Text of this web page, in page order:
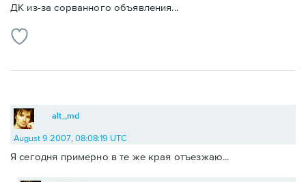
ДК из-за сорванного объявления...
alt_md
August 9 2007, 08:08:19 UTC
Я сегодня примерно в те же края отъезжаю...